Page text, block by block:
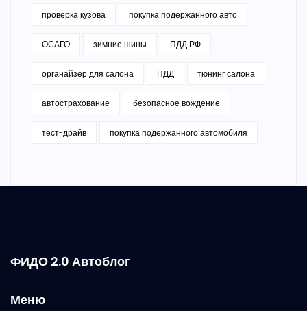
проверка кузова покупка подержанного авто
ОСАГО зимние шины ПДД РФ
органайзер для салона ПДД тюнинг салона
автострахование безопасное вождение
тест-драйв покупка подержанного автомобиля
ФИДО 2.0 Автоблог
Меню